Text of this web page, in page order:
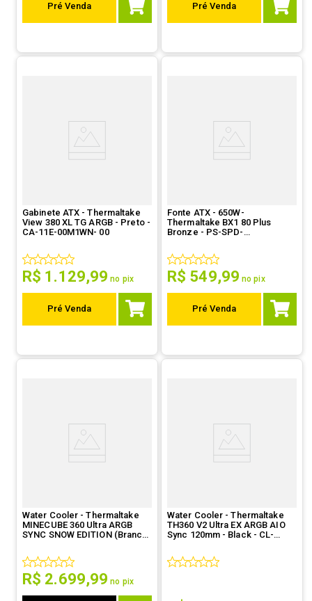
Pré Venda Pré Venda
Gabinete ATX - Thermaltake
View 380 XL TG ARGB - Preto -
CA-11E-00M1WN- 00
R$ 1 .129,99 no pix
Pré Venda
Fonte ATX - 650W-
Thermaltake BX1 80 Plus
Bronze - PS-SPD-
R$ 549,99 no pix
Pré Venda
Water Cooler - Thermaltake
MINECUBE 360 Ultra ARGB
SYNC SNOW EDITION (Branco)
R$ 2.699,99 no pix
Water Cooler - Thermaltake
TH360 V2 Ultra EX ARGB AIO
Sync 120mm - Black - CL-